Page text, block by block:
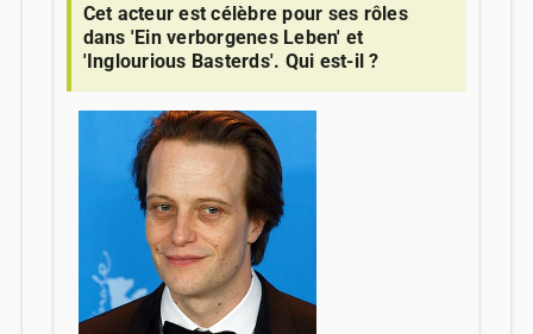
Cet acteur est célèbre pour ses rôles
dans 'Ein verborgenes Leben' et
'Inglourious Basterds'. Qui est-il ?